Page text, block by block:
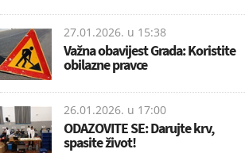
27.01.2026. u 15:38
Važna obavijest Grada: Koristite
obilazne pravce
26.01.2026. u 17:00
ODAZOVITE SE: Darujte krv,
spasite život!